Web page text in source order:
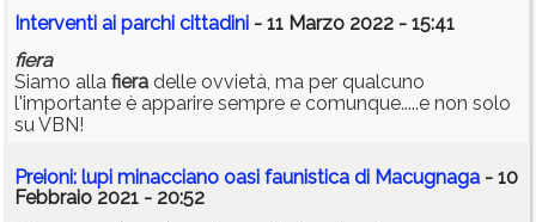
Interventi ai parchi cittadini - 11 Marzo 2022 - 15:41
fiera
Siamo alla fiera delle ovvietà, ma per qualcuno
l'importante è apparire sempre e comunque.....e non solo
su VBN!
Preioni: lupi minacciano oasi faunistica di Macugnaga - 10
Febbraio 2021 - 20:52